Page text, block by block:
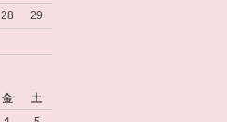
28
29
金
土